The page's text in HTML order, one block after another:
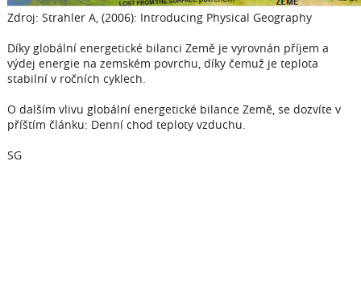
Zdroj: Strahler A, (2006): Introducing Physical Geography
Díky globální energetické bilanci Země je vyrovnán příjem a
výdej energie na zemském povrchu, díky čemuž je teplota
stabilní v ročních cyklech.
O dalším vlivu globální energetické bilance Země, se dozvíte v
příštím článku: Denní chod teploty vzduchu.
SG